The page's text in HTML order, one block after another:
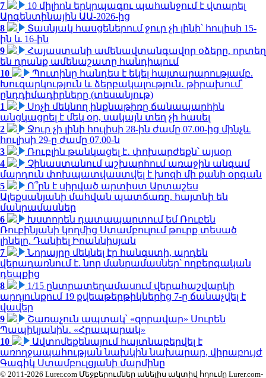
7
10 միլիոն երկրպագու պահանջում է վտարել
Արգենտինային ԱԱ-2026-ից
8
Տասնյակ հասցեներում ջուր չի լինի՝ հուլիսի 15-
ին և 16-ին
9
Հայաստանի ամենավտանգավոր օձերը. որտեղ
են դրանք ամենաշատը հանդիպում
10
Պուտինը հանդես է եկել հայտարարությամբ.
Խուզարկություն և ձերբակալություն․ թիրախում՝
ընդդիմադիրները (տեսանյութ)
1
Սոչի մեկնող ինքնաթիռը ճանապարհին
անցկացրել է մեկ օր, սակայն տեղ չի հասել
2
Ջուր չի լինի հուլիսի 28-ին ժամը 07.00-ից մինչև
հուլիսի 29-ը ժամը 07.00-ն
3
Ռուբլին թանկացել է․ փոխարժեքն՝ այսօր
4
Չինաստանում աշխարհում առաջին անգամ
մարդուն փոխպատվաստվել է խոզի մի քանի օրգան
5
Ո՞րն է սիրված արտիստ Արտաշես
Ալեքսանյանի մահվան պատճառը. հայտնի են
մանրամասներ
6
Խստորեն դատապարտում եմ Ռուբեն
Ռուբինյանի կողմից Ստամբուլում թուրք տեսած
լինելը. Դանիել Իոաննիսյան
7
Նորայրը մեկնել էր հանգստի, արդեն
վերադառնում է. նոր մանրամասներ՝ ողբերգական
դեպքից
8
1/15 ընտրատեղամասում վերահաշվարկի
արդյունքում 19 քվեաթերթիկներից 7-ը ճանաչվել է
վավեր
9
Շառաչուն ապտակ՝ «զորավար» Սուրեն
Պապիկյանին․ «Հրապարակ»
10
Ավտոմեքենայում հայտնաբերվել է
առողջապահության նախկին նախարար, վիրաբույժ
Գագիկ Ստամբուլցյանի մարմինը
© 2011-2026 Lurer.com Մեջբերումներ անելիս ակտիվ հղումը Lurer.com-